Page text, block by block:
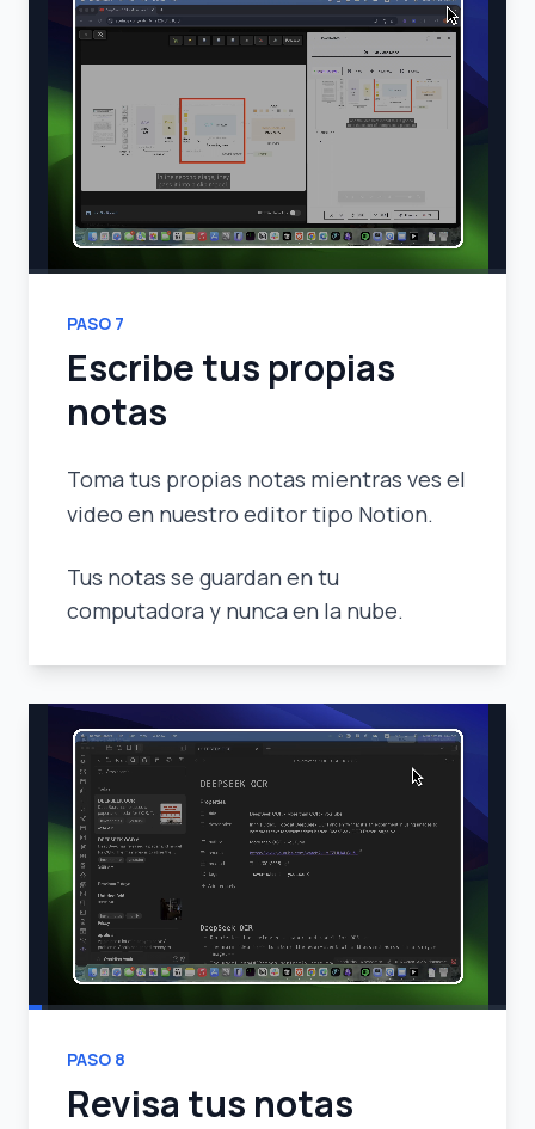
PASO 7
Escribe tus propias
notas
Toma tus propias notas mientras ves el
video en nuestro editor tipo Notion.
Tus notas se guardan en tu
computadora y nunca en la nube.
PASO 8
Revisa tus notas